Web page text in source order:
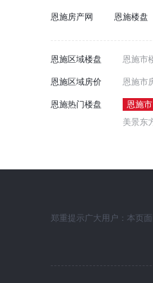
恩施房产网 恩施楼盘
恩施区域楼盘 恩施市
恩施区域房价 恩施市
恩施热门楼盘 恩施市
美景东
郑重提示广大用户：本页